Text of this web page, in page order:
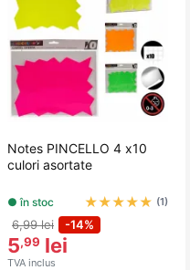
Notes PINCELLO 4 x10
culori asortate
● în stoc ★★★★★ (1)
6,99 lei -14%
5,99 lei
TVA inclus